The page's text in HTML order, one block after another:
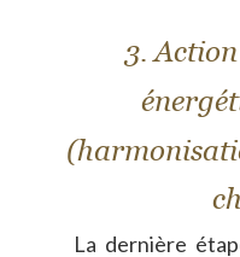
3.
La dernière